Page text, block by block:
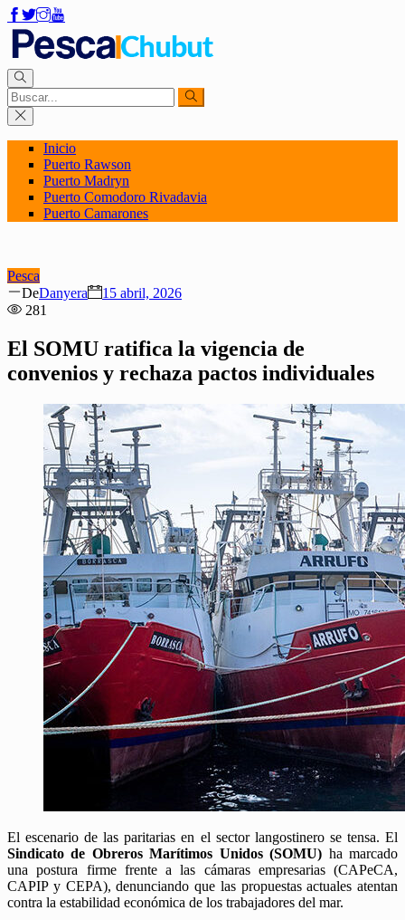
Inicio
Puerto Rawson
Puerto Madryn
Puerto Comodoro Rivadavia
Puerto Camarones
Pesca
DeAuthor
Danyera
Posted
15 abril, 2026
281
El SOMU ratifica la vigencia de
convenios y rechaza pactos individuales
​El escenario de las paritarias en el sector langostinero se tensa. El
Sindicato de Obreros Marítimos Unidos (SOMU) ha marcado
una postura firme frente a las cámaras empresarias (CAPeCA,
CAPIP y CEPA), denunciando que las propuestas actuales atentan
contra la estabilidad económica de los trabajadores del mar.